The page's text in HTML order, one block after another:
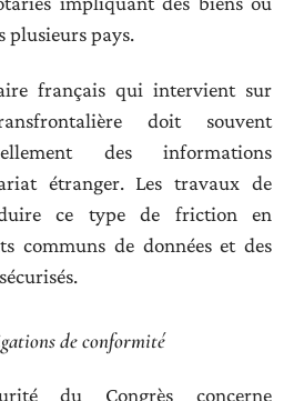
plusieurs pays.
français qui intervient sur
doit souvent
des informations
étranger. Les travaux de
ce type de friction en
communs de données et des
de conformité
du Congrès concerne